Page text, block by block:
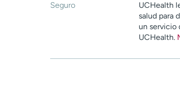
Seguro
UCHealth
salud para
un servicio
UCHealth.